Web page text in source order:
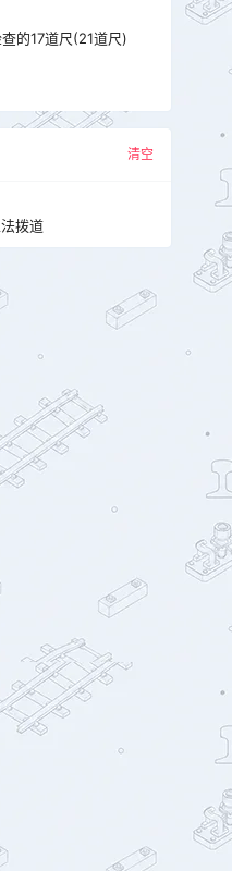
的17道尺(21道尺)
清空
拨道